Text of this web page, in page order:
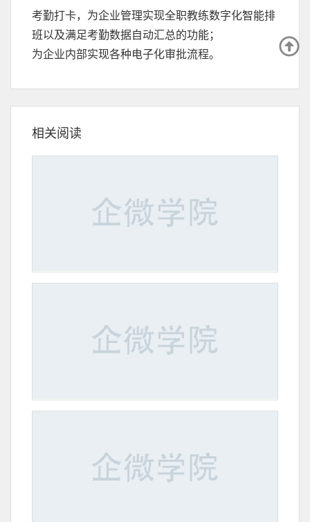
考勤打卡，为企业管理实现全职教练数字化智能排
班以及满足考勤数据自动汇总的功能；
为企业内部实现各种电子化审批流程。
相关阅读